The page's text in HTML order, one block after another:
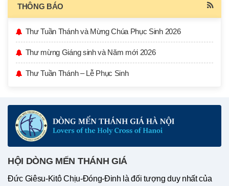
THÔNG BÁO
Thư Tuần Thánh và Mừng Chúa Phục Sinh 2026
Thư mừng Giáng sinh và Năm mới 2026
Thư Tuần Thánh – Lễ Phục Sinh
HỘI DÒNG MẾN THÁNH GIÁ
Đức Giêsu-Kitô Chịu-Đóng-Đinh là đối tượng duy nhất của